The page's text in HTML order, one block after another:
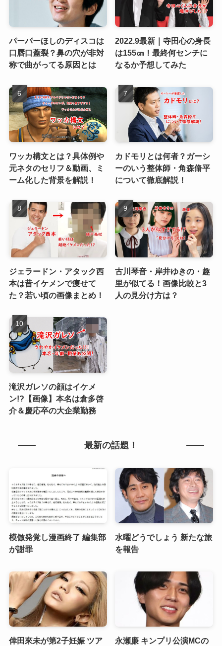
パーパーほしのディスコは
口唇口蓋裂？鼻の穴が非対
称で曲がってる原因とは
2022.9最新｜寺田心の身長
は155㎝！最終何センチに
なるか予想してみた
ワッカ構文とは？具体例や
元ネタのセリフ＆動画、ミ
ーム化した背景を解説！
カドモリとは何者？ガーシ
ーのいう整体師・角森脩平
について徹底解説！
ジェラードン・アタック西
本は昔イケメンで痩せて
た？若い頃の画像まとめ！
古川琴音・岸井ゆきの・趣
里が似てる！画像比較と3
人の見分け方は？
滝沢ガレソの顔はイケメ
ン!?【画像】本名は倉多啓
介＆慶応卒の大企業勤務
最新の話題！
模倣発覚し漫画終了 編集部
が謝罪
水曜どうでしょう 新たな旅
を報告
倖田來未が第2子妊娠 ツア
永瀬廉 キンプリ公演MCの